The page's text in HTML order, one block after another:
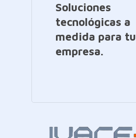
Soluciones
tecnológicas a
medida para tu
empresa.